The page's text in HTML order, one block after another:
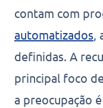
contam com
automatizados,
definidas. A
principal foco
a preocupação